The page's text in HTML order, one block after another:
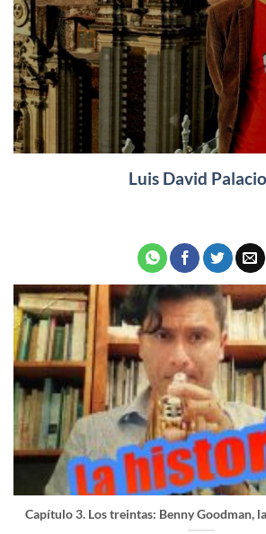
Luis David
Capítulo 3. Los treintas: Benny Goodman,